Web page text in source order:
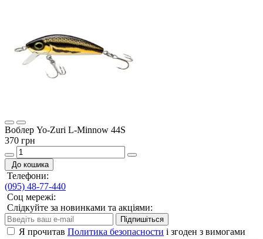
Воблер Yo-Zuri L-Minnow 44S
370 грн
До кошика
Телефони:
(095) 48-77-440
Соц мережі:
Слідкуйте за новинками та акціями:
Підпишіться
Я прочитав Политика безопасности і згоден з вимогами